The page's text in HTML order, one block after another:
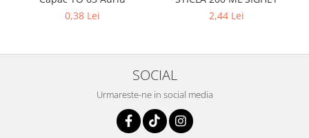
0,38 Lei
2,44 Lei
SOCIAL
Urmareste-ne in social media